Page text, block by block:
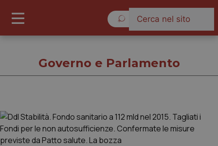
Cronache
Governo e Parlamento